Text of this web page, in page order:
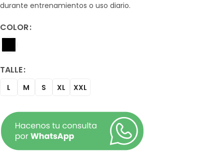
durante entrenamientos o uso diario.
COLOR
TALLE
L M S XL XXL